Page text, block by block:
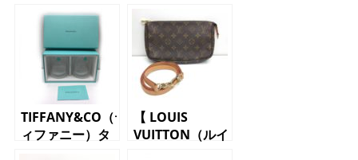
TIFFANY&CO（テ
ィファニー）タ
【 LOUIS
VUITTON（ルイ